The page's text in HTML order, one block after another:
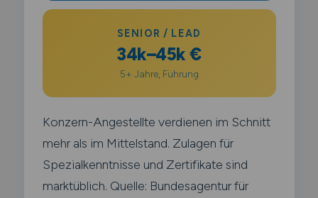
SENIOR / LEAD
34k–45k €
5+ Jahre, Führung
Konzern-Angestellte verdienen im Schnitt
mehr als im Mittelstand. Zulagen für
Spezialkenntnisse und Zertifikate sind
marktüblich. Quelle: Bundesagentur für